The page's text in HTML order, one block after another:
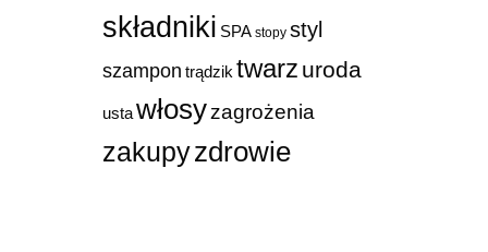
składniki SPA stopy styl
szampon trądzik twarz uroda
ustawłosyzagrożenia
zakupyzdrowie